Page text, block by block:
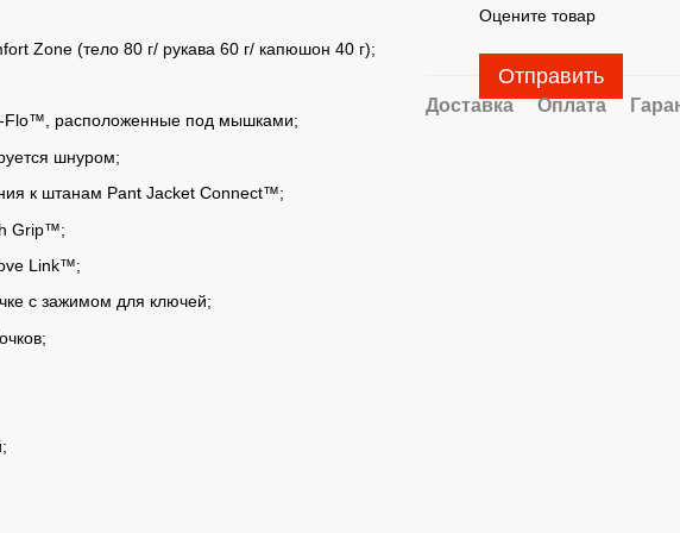
Zone (тело 80 г/ рукава 60 г/ капюшон 40 г);
Flo™, расположенные под мышками;
шнуром;
к штанам Pant Jacket Connect™;
Grip™;
Link™;
с зажимом для ключей;
Оцените товар
Отправить
Доставка Оплата